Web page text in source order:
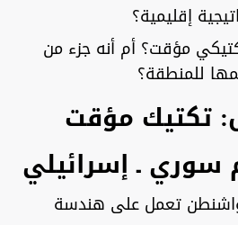
إقليمية؟
مؤقت؟ أم أنه جزء من
للمنطقة؟
تكتيك مؤقت
سوري ـ إسرائيلي
تعمل على هندسة